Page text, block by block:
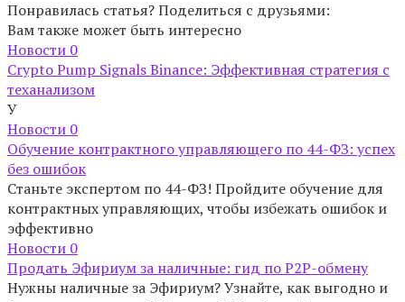
Понравилась статья? Поделиться с друзьями:
Вам также может быть интересно
Новости 0
Crypto Pump Signals Binance: Эффективная стратегия с
теханализом
У
Новости 0
Обучение контрактного управляющего по 44-ФЗ: успех
без ошибок
Станьте экспертом по 44-ФЗ! Пройдите обучение для
контрактных управляющих, чтобы избежать ошибок и
эффективно
Новости 0
Продать Эфириум за наличные: гид по P2P-обмену
Нужны наличные за Эфириум? Узнайте, как выгодно и